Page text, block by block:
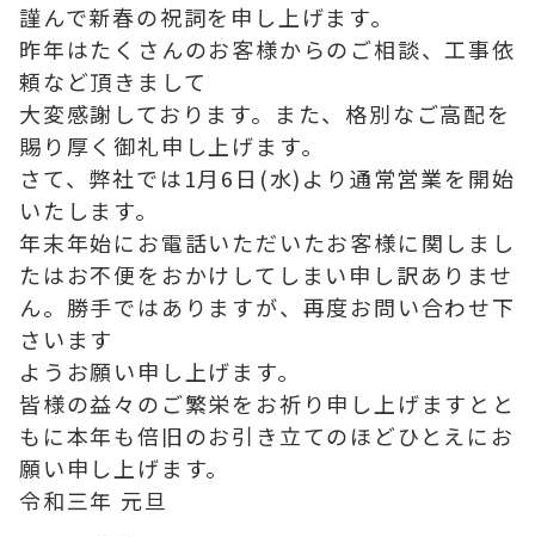
謹んで新春の祝詞を申し上げます。
昨年はたくさんのお客様からのご相談、工事依
頼など頂きまして
大変感謝しております。また、格別なご高配を
賜り厚く御礼申し上げます。
さて、弊社では1月6日(水)より通常営業を開始
いたします。
年末年始にお電話いただいたお客様に関しまし
たはお不便をおかけしてしまい申し訳ありませ
ん。勝手ではありますが、再度お問い合わせ下
さいます
ようお願い申し上げます。
皆様の益々のご繁栄をお祈り申し上げますとと
もに本年も倍旧のお引き立てのほどひとえにお
願い申し上げます。
令和三年 元旦